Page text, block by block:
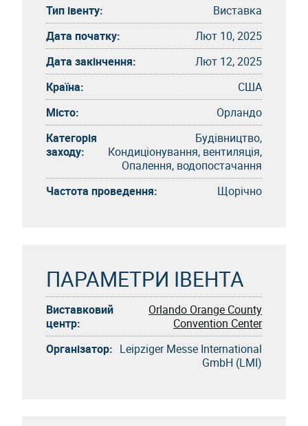
Тип івенту:
Виставка
Дата початку:
Лют 10, 2025
Дата закінчення:
Лют 12, 2025
Країна:
США
Місто:
Орландо
Категорія
заходу:
Будівництво,
Кондиціонування, вентиляція,
Опалення, водопостачання
Частота проведення:
Щорічно
ПАРАМЕТРИ ІВЕНТА
Виставковий
центр:
Orlando Orange County
Convention Center
Організатор: Leipziger Messe International
GmbH (LMI)